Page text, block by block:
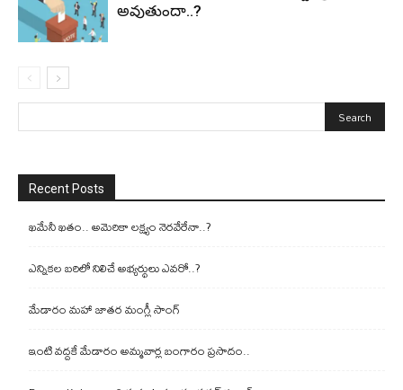
అవుతుందా..?
Recent Posts
ఖమేనీ ఖతం.. అమెరికా లక్ష్యం నెరవేరేనా..?
ఎన్నికల బరిలో నిలిచే అభ్యర్థులు ఎవరో..?
మేడారం మహా జాతర మంగ్లీ సాంగ్
ఇంటి వద్దకే మేడారం అమ్మవార్ల బంగారం ప్రసాదం..